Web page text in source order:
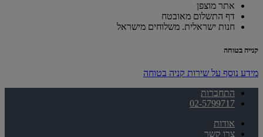
אתר מוצפן
דף התשלום מאובטח
חנות ישראלית. משלוחים מישראל
קנייה בטוחה
מידע נוסף על שירות קניה בטוחה
התחברות
02-5799717
אודות
צרו קשר